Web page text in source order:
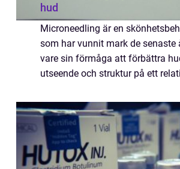
hud
Microneedling är en
som har vunnit mark de senaste
vare sin förmåga att förbättra
utseende och struktur på ett